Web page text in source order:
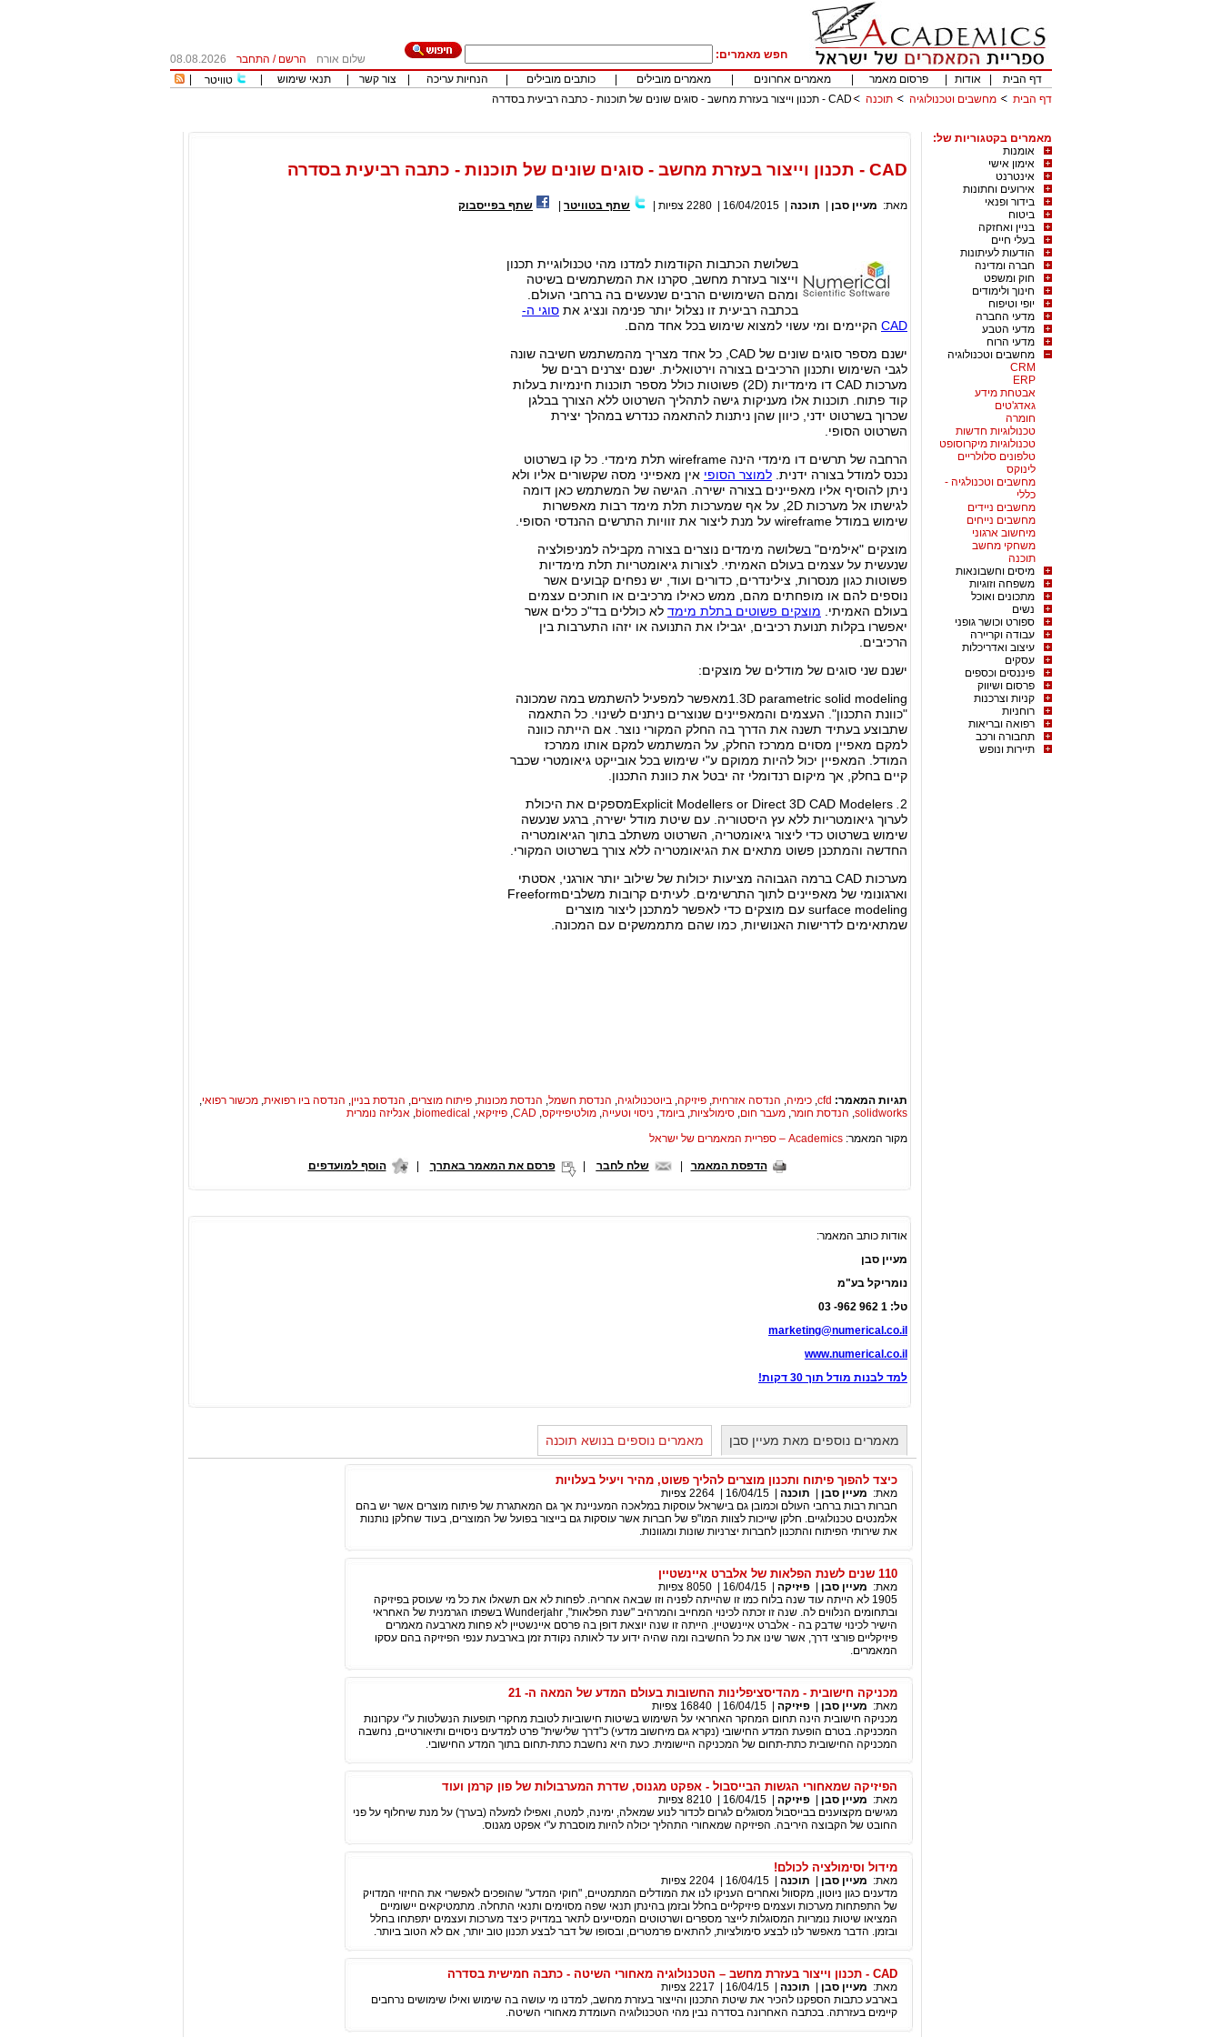
חפש מאמרים: שלום אורח הרשם / התחבר
08.08.2026
דף הבית
אודות פרסום מאמר מאמרים אחרונים מאמרים מובילים כותבים מובילים הנחיות עריכה צור קשר תנאי שימוש טוויטר
דף הבית
מחשבים וטכנולוגיה תוכנה CAD - תכנון וייצור בעזרת מחשב - סוגים שונים של תוכנות - כתבה רביעית בסדרה
מאמרים בקטגוריות של:
אומנות
אימון אישי
אינטרנט
אירועים וחתונות
בידור ופנאי
ביטוח
בניין ואחזקה
בעלי חיים
הודעות לעיתונות
חברה ומדינה
חוק ומשפט
חינוך ולימודים
יופי וטיפוח
מדעי החברה
מדעי הטבע
מדעי הרוח
מחשבים וטכנולוגיה
CRM
ERP
אבטחת מידע
גאדג'טים
חומרה
טכנולוגיות חדשות
טכנולוגיות מיקרוסופט
טלפונים סלולריים
לינוקס
מחשבים וטכנולגיה -
כללי
מחשבים ניידים
מחשבים נייחים
מיחשוב ארגוני
משחקי מחשב
תוכנה
מיסים וחשבונאות
משפחה וזוגיות
מתכונים ואוכל
נשים
ספורט וכושר גופני
עבודה וקריירה
עיצוב ואדריכלות
עסקים
פיננסים וכספים
פרסום ושיווק
קניות וצרכנות
רוחניות
רפואה ובריאות
תחבורה ורכב
תיירות ונופש
CAD - תכנון וייצור בעזרת מחשב - סוגים שונים של תוכנות - כתבה רביעית בסדרה
מאת: מעיין סבן תוכנה 16/04/2015
2280 צפיות שתף בטוויטר שתף בפייסבוק
בשלושת הכתבות הקודמות למדנו מהי טכנולוגיית תכנון
וייצור בעזרת מחשב, סקרנו את המשתמשים בשיטה
ומהם השימושים הרבים שנעשים בה ברחבי העולם.
בכתבה רביעית זו נצלול יותר פנימה ונציג את סוגי ה-
CAD הקיימים ומי עשוי למצוא שימוש בכל אחד מהם.
ישנם מספר סוגים שונים של CAD, כל אחד מצריך מהמשתמש חשיבה שונה
לגבי השימוש ותכנון הרכיבים בצורה וירטואלית. ישנם יצרנים רבים של
מערכות CAD דו מימדיות (2D) פשוטות כולל מספר תוכנות חינמיות בעלות
קוד פתוח. תוכנות אלו מעניקות גישה לתהליך השרטוט ללא הצורך בבלגן
שכרוך בשרטוט ידני, כיוון שהן ניתנות להתאמה כנדרש במהלך יצירת
השרטוט הסופי.
הרחבה של תרשים דו מימדי הינה wireframe תלת מימדי. כל קו בשרטוט
נכנס למודל בצורה ידנית. למוצר הסופי אין מאפייני מסה שקשורים אליו ולא
ניתן להוסיף אליו מאפיינים בצורה ישירה. הגישה של המשתמש כאן דומה
לגישתו אל מערכות 2D, על אף שמערכות תלת מימד רבות מאפשרות
שימוש במודל wireframe על מנת ליצור את זוויות התרשים ההנדסי הסופי.
מוצקים "אילמים" בשלושה מימדים נוצרים בצורה מקבילה למניפולציה
שנעשית על עצמים בעולם האמיתי. לצורות גיאומטריות תלת מימדיות
פשוטות כגון מנסרות, צילינדרים, כדורים ועוד, יש נפחים קבועים אשר
נוספים להם או מופחתים מהם, ממש כאילו מרכיבים או חותכים עצמים
בעולם האמיתי. מוצקים פשוטים בתלת מימד לא כוללים בד"כ כלים אשר
יאפשרו בקלות תנועת רכיבים, יגבילו את התנועה או יזהו התערבות בין
הרכיבים.
ישנם שני סוגים של מודלים של מוצקים:
1.3D parametric solid modelingמאפשר למפעיל להשתמש במה שמכונה
"כוונת התכנון". העצמים והמאפיינים שנוצרים ניתנים לשינוי. כל התאמה
שתבוצע בעתיד תשנה את הדרך בה החלק המקורי נוצר. אם הייתה כוונה
למקם מאפיין מסוים ממרכז החלק, על המשתמש למקם אותו ממרכז
המודל. המאפיין יכול להיות ממוקם ע"י שימוש בכל אובייקט גיאומטרי שכבר
קיים בחלק, אך מיקום רנדומלי זה יבטל את כוונת התכנון.
2
Explicit Modellers or Direct 3D CAD Modelersמספקים את היכולת
לערוך גיאומטריות ללא עץ היסטוריה. עם שיטת מודל ישירה, ברגע שנעשה
שימוש בשרטוט כדי ליצור גיאומטריה, השרטוט משתלב בתוך הגיאומטריה
החדשה והמתכנן פשוט מתאים את הגיאומטריה ללא צורך בשרטוט המקורי.
מערכות CAD ברמה הגבוהה מציעות יכולות של שילוב יותר אורגני, אסטתי
וארגונומי של מאפיינים לתוך התרשימים. לעיתים קרובות משלביםFreeform
surface modeling עם מוצקים כדי לאפשר למתכנן ליצור מוצרים
שמתאימים לדרישות האנושיות, כמו שהם מתממשקים עם המכונה.
תגיות המאמר: cfd
, כימיה, הנדסה אזרחית, פיזיקה, ביוטכנולוגיה, הנדסת חשמל, הנדסת מכונות, פיתוח מוצרים, הנדסת בניין, הנדסה ביו רפואית, מכשור רפואי,
solidworks
, הנדסת חומר, מעבר חום, סימולציות, ביומד, ניסוי וטעייה, מולטיפיזיקס,
CAD
, פיזיקאי,
biomedical
, אנליזה נומרית
מקור המאמר: Academics – ספריית המאמרים של ישראל
הדפסת המאמר שלח לחבר פרסם את המאמר באתרך | הוסף למועדפים
אודות כותב המאמר:
מעיין סבן
נומריקל בע"מ
טל: 1 962 962- 03
marketing@numerical.co.il
www.numerical.co.il
למד לבנות מודל תוך 30 דקות!
מאמרים נוספים מאת מעיין סבן מאמרים נוספים בנושא תוכנה
כיצד להפוך פיתוח ותכנון מוצרים להליך פשוט, מהיר ויעיל בעלויות
מאת: מעיין סבן תוכנה 16/04/15
2264 צפיות
חברות רבות ברחבי העולם וכמובן גם בישראל עוסקות במלאכה המעניינת אך גם המאתגרת של פיתוח מוצרים אשר יש בהם
אלמנטים טכנולוגיים. חלקן שייכות לצוות המו"פ של חברות אשר עוסקות גם בייצור בפועל של המוצרים, בעוד שחלקן נותנות
את שירותי הפיתוח והתכנון לחברות יצרניות שונות ומגוונות.
110 שנים לשנת הפלאות של אלברט איינשטיין
מאת: מעיין סבן פיזיקה 16/04/15
8050 צפיות
1905 לא הייתה עוד שנה בלוח כמו זו שהייתה לפניה וזו שבאה אחריה. לפחות לא אם תשאלו את כל מי שעוסק בפיזיקה
ובתחומים הנלווים לה. שנה זו זכתה לכינוי המחייב והמרהיב "שנת הפלאות", Wunderjahr בשפתו הגרמנית של האחראי
הישיר לכינוי שדבק בה - אלברט איינשטיין. הייתה זו שנה יוצאת דופן בה פרסם איינשטיין לא פחות מארבעה מאמרים
פיזיקליים פורצי דרך, אשר שינו את כל החשיבה ומה שהיה ידוע עד לאותה נקודת זמן בארבעת ענפי הפיזיקה בהם עסקו
המאמרים.
מכניקה חישובית - מהדיסציפלינות החשובות בעולם המדע של המאה ה- 21
מאת: מעיין סבן פיזיקה 16/04/15
16840 צפיות
מכניקה חישובית הינה תחום המחקר האחראי על השימוש בשיטות חישוביות לטובת מחקרי תופעות הנשלטות ע"י עקרונות
המכניקה. בטרם הופעת המדע החישובי (נקרא גם מיחשוב מדעי) כ"דרך שלישית" פרט למדעים ניסויים ותיאורטיים, נחשבה
המכניקה החישובית כתת-תחום של המכניקה היישומית. כעת היא נחשבת כתת-תחום בתוך המדע החישובי.
הפיזיקה שמאחורי הגשות הבייסבול - אפקט מגנוס, שדרת המערבולות של פון קרמן ועוד
מאת: מעיין סבן פיזיקה 16/04/15
8210 צפיות
מגישים מקצוענים בבייסבול מסוגלים לגרום לכדור לנוע שמאלה, ימינה, למטה, ואפילו למעלה (בערך) על מנת שיחלוף על פני
החובט של הקבוצה היריבה. הפיזיקה שמאחורי התהליך יכולה להיות מוסברת ע"י אפקט מגנוס.
מידול וסימולציה לכולם!
מאת: מעיין סבן תוכנה 16/04/15
2204 צפיות
מדענים כגון ניוטון, מקסוול ואחרים העניקו לנו את המודלים המתמטיים, "חוקי המדע" שהופכים לאפשרי את החיזוי המדויק
של התפתחות מערכות ועצמים פיזיקליים בחלל ובזמן בהינתן תנאי שפה מסוימים ותנאי התחלה. מתמטיקאים יישומיים
המציאו שיטות נומריות המסוגלות לייצר מספרים ושרטוטים המסייעים לתאר במדויק כיצד מערכות ועצמים יתפתחו בחלל
ובזמן. הדבר מאפשר לנו לבצע סימולציות, להתאים פרמטרים, ובסופו של דבר לבצע תכנון טוב יותר, אם לא הטוב ביותר.
CAD - תכנון וייצור בעזרת מחשב – הטכנולוגיה מאחורי השיטה - כתבה חמישית בסדרה
מאת: מעיין סבן תוכנה 16/04/15
2217 צפיות
בארבע כתבות הספקנו להכיר את שיטת התכנון והייצור בעזרת מחשב, למדנו מי עושה בה שימוש ואילו שימושים נרחבים
קיימים בעזרתה. בכתבה האחרונה בסדרה נבין מהי הטכנולוגיה העומדת מאחורי השיטה.